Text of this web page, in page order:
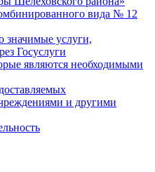
вида № 12
значимые услуги,
Госуслуги
являются необходимыми
и другими